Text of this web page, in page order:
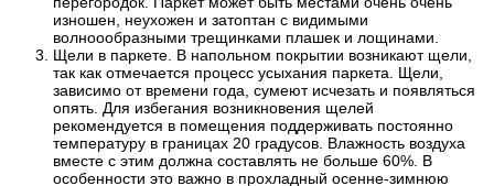
изношен, неухожен и затоптан с видимыми
волноообразными трещинками плашек и лощинами.
Щели в паркете. В напольном покрытии возникают щели,
так как отмечается процесс усыхания паркета. Щели,
зависимо от времени года, сумеют исчезать и появляться
опять. Для избегания возникновения щелей
рекомендуется в помещения поддерживать постоянно
температуру в границах 20 градусов. Влажность воздуха
вместе с этим должна составлять не больше 60%. В
особенности это важно в прохладный осенне-зимнюю